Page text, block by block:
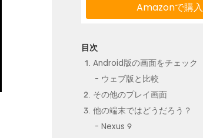
Android版の画面をチェック
ウェブ版と比較
その他のプレイ画面
他の端末ではどうだろう？
Nexus 9
Amazonで購入